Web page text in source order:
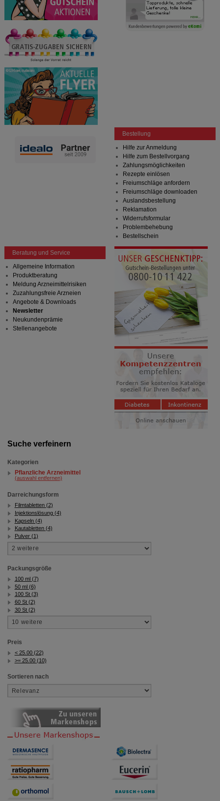
Suche verfeinern
Kategorien
Pflanzliche Arzneimittel
(auswahl entfernen)
Darreichungsform
Filmtabletten (2)
Injektionslösung (4)
Kapseln (4)
Kautabletten (4)
Pulver (1)
Packungsgröße
100 ml (7)
50 ml (6)
100 St (3)
60 St (2)
30 St (2)
Preis
< 25.00 (22)
>= 25.00 (10)
Sortieren nach
Bestellung
Hilfe zur Anmeldung
Hilfe zum Bestellvorgang
Zahlungsmöglichkeiten
Rezepte einlösen
Freiumschläge anfordern
Freiumschläge downloaden
Auslandsbestellung
Reklamation
Widerrufsformular
Problembehebung
Bestellschein
Beratung und Service
Allgemeine Information
Produktberatung
Meldung Arzneimittelrisiken
Zuzahlungsfreie Arzneien
Angebote & Downloads
Newsletter
Neukundenprämie
Stellenangebote